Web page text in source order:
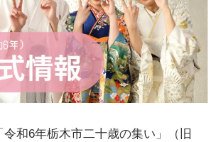
和6年栃木市二十歳の集い」（旧